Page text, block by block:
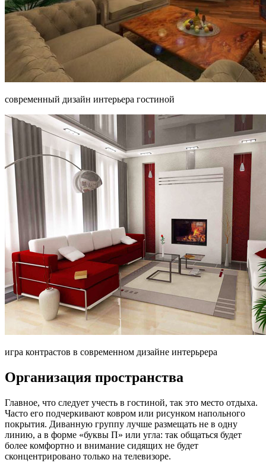
современный дизайн интерьера гостиной
игра контрастов в современном дизайне интерьрера
Организация пространства
Главное, что следует учесть в гостиной, так это место отдыха.
Часто его подчеркивают ковром или рисунком напольного
покрытия. Диванную группу лучше размещать не в одну
линию, а в форме «буквы П» или угла: так общаться будет
более комфортно и внимание сидящих не будет
сконцентрировано только на телевизоре.